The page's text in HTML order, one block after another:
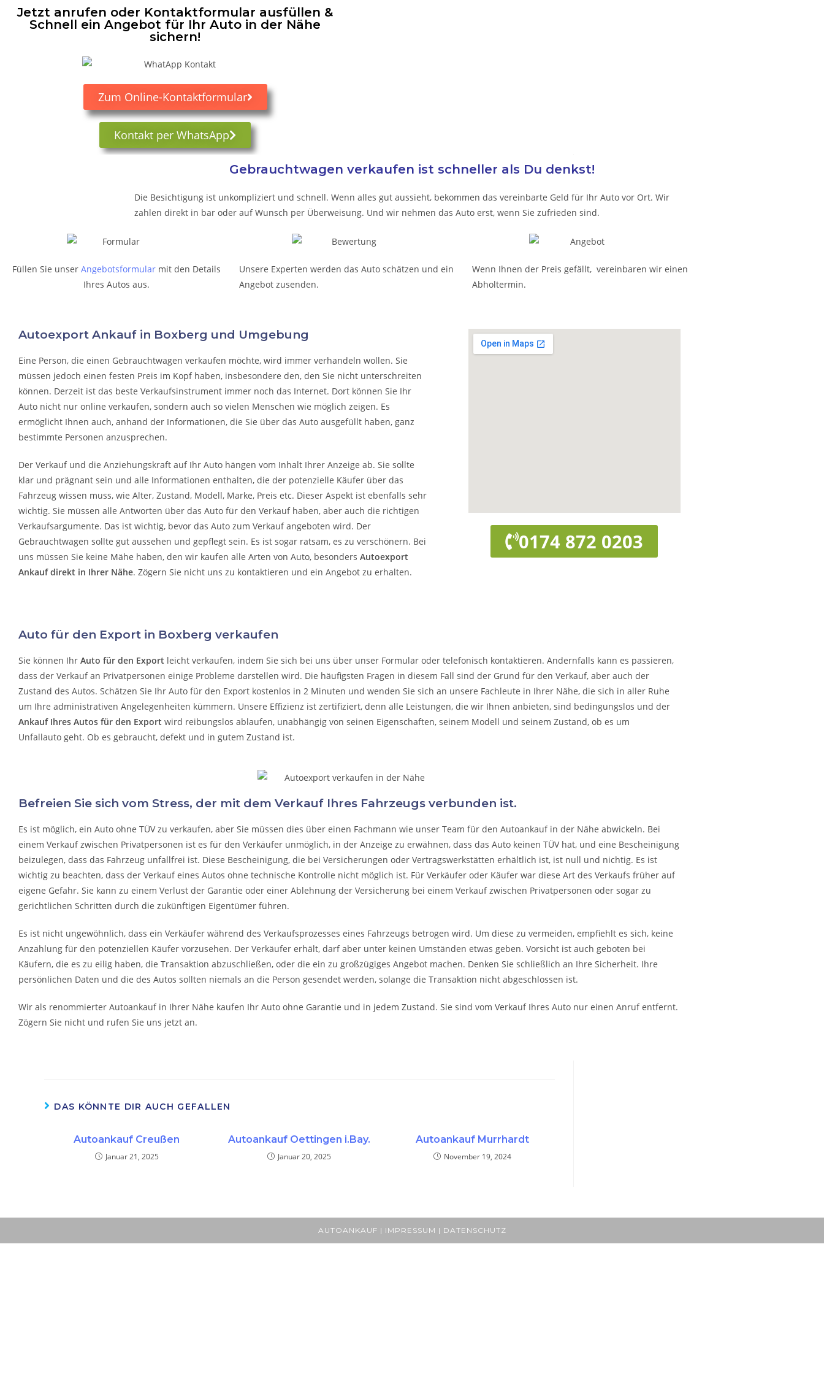
Jetzt anrufen oder Kontaktformular ausfüllen &
Schnell ein Angebot für Ihr Auto in der Nähe
sichern!
Zum Online-Kontaktformular
Kontakt per WhatsApp
Gebrauchtwagen verkaufen ist schneller als Du denkst!
Die Besichtigung ist unkompliziert und schnell. Wenn alles gut aussieht, bekommen das vereinbarte Geld für Ihr Auto vor Ort. Wir
zahlen direkt in bar oder auf Wunsch per Überweisung. Und wir nehmen das Auto erst, wenn Sie zufrieden sind.
Füllen Sie unser Angebotsformularmit den Details
Ihres Autos aus.
Unsere Experten werden das Auto schätzen und ein
Angebot zusenden.
Wenn Ihnen der Preis gefällt, vereinbaren wir einen
Abholtermin.
Autoexport Ankauf in Boxberg und Umgebung
Eine Person, die einen Gebrauchtwagen verkaufen möchte, wird immer verhandeln wollen. Sie
müssen jedoch einen festen Preis im Kopf haben, insbesondere den, den Sie nicht unterschreiten
können. Derzeit ist das beste Verkaufsinstrument immer noch das Internet. Dort können Sie Ihr
Auto nicht nur online verkaufen, sondern auch so vielen Menschen wie möglich zeigen. Es
ermöglicht Ihnen auch, anhand der Informationen, die Sie über das Auto ausgefüllt haben, ganz
bestimmte Personen anzusprechen.
Der Verkauf und die Anziehungskraft auf Ihr Auto hängen vom Inhalt Ihrer Anzeige ab. Sie sollte
klar und prägnant sein und alle Informationen enthalten, die der potenzielle Käufer über das
Fahrzeug wissen muss, wie Alter, Zustand, Modell, Marke, Preis etc. Dieser Aspekt ist ebenfalls sehr
wichtig. Sie müssen alle Antworten über das Auto für den Verkauf haben, aber auch die richtigen
Verkaufsargumente. Das ist wichtig, bevor das Auto zum Verkauf angeboten wird. Der
Gebrauchtwagen sollte gut aussehen und gepflegt sein. Es ist sogar ratsam, es zu verschönern. Bei
uns müssen Sie keine Mähe haben, den wir kaufen alle Arten von Auto, besonders Autoexport
Ankauf direkt in Ihrer Nähe. Zögern Sie nicht uns zu kontaktieren und ein Angebot zu erhalten.
0174 872 0203
Auto für den Export in Boxberg verkaufen
Sie können Ihr Auto für den Export leicht verkaufen, indem Sie sich bei uns über unser Formular oder telefonisch kontaktieren. Andernfalls kann es passieren,
dass der Verkauf an Privatpersonen einige Probleme darstellen wird. Die häufigsten Fragen in diesem Fall sind der Grund für den Verkauf, aber auch der
Zustand des Autos. Schätzen Sie Ihr Auto für den Export kostenlos in 2 Minuten und wenden Sie sich an unsere Fachleute in Ihrer Nähe, die sich in aller Ruhe
um Ihre administrativen Angelegenheiten kümmern. Unsere Effizienz ist zertifiziert, denn alle Leistungen, die wir Ihnen anbieten, sind bedingungslos und der
Ankauf Ihres Autos für den Export wird reibungslos ablaufen, unabhängig von seinen Eigenschaften, seinem Modell und seinem Zustand, ob es um
Unfallauto geht. Ob es gebraucht, defekt und in gutem Zustand ist.
Befreien Sie sich vom Stress, der mit dem Verkauf Ihres Fahrzeugs verbunden ist.
Es ist möglich, ein Auto ohne TÜV zu verkaufen, aber Sie müssen dies über einen Fachmann wie unser Team für den Autoankauf in der Nähe abwickeln. Bei
einem Verkauf zwischen Privatpersonen ist es für den Verkäufer unmöglich, in der Anzeige zu erwähnen, dass das Auto keinen TÜV hat, und eine Bescheinigung
beizulegen, dass das Fahrzeug unfallfrei ist. Diese Bescheinigung, die bei Versicherungen oder Vertragswerkstätten erhältlich ist, ist null und nichtig. Es ist
wichtig zu beachten, dass der Verkauf eines Autos ohne technische Kontrolle nicht möglich ist. Für Verkäufer oder Käufer war diese Art des Verkaufs früher auf
eigene Gefahr. Sie kann zu einem Verlust der Garantie oder einer Ablehnung der Versicherung bei einem Verkauf zwischen Privatpersonen oder sogar zu
gerichtlichen Schritten durch die zukünftigen Eigentümer führen.
Es ist nicht ungewöhnlich, dass ein Verkäufer während des Verkaufsprozesses eines Fahrzeugs betrogen wird. Um diese zu vermeiden, empfiehlt es sich, keine
Anzahlung für den potenziellen Käufer vorzusehen. Der Verkäufer erhält, darf aber unter keinen Umständen etwas geben. Vorsicht ist auch geboten bei
Käufern, die es zu eilig haben, die Transaktion abzuschließen, oder die ein zu großzügiges Angebot machen. Denken Sie schließlich an Ihre Sicherheit. Ihre
persönlichen Daten und die des Autos sollten niemals an die Person gesendet werden, solange die Transaktion nicht abgeschlossen ist.
Wir als renommierter Autoankauf in Ihrer Nähe kaufen Ihr Auto ohne Garantie und in jedem Zustand. Sie sind vom Verkauf Ihres Auto nur einen Anruf entfernt.
Zögern Sie nicht und rufen Sie uns jetzt an.
DAS KÖNNTE DIR AUCH GEFALLEN
Autoankauf Creußen
Januar 21, 2025
Autoankauf Oettingen i.Bay.
Januar 20, 2025
Autoankauf Murrhardt
November 19, 2024
AUTOANKAUF | IMPRESSUM | DATENSCHUTZ